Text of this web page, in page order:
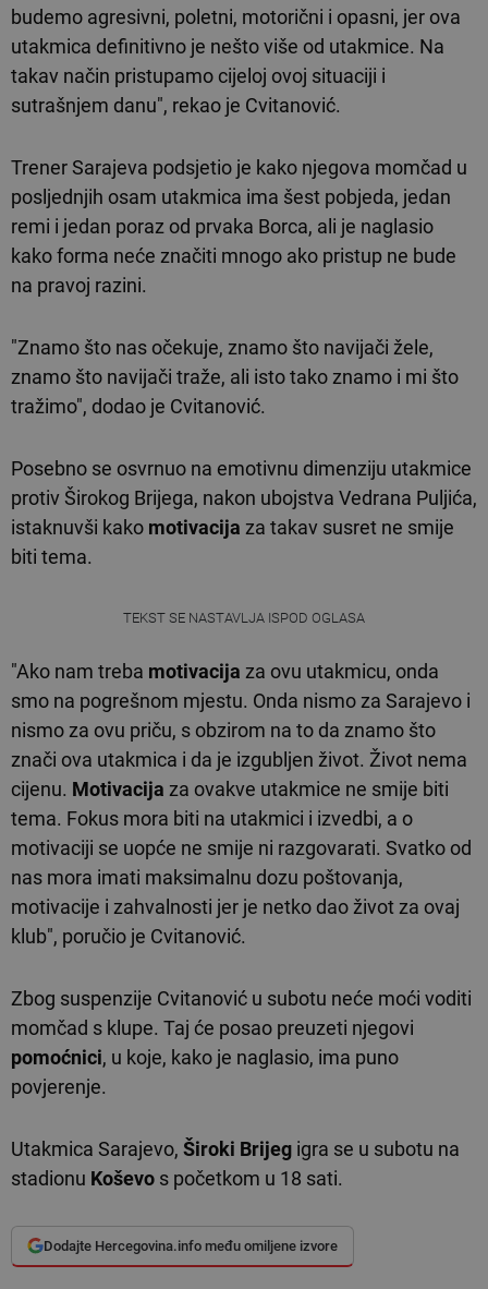
budemo agresivni, poletni, motorični i opasni, jer ova
utakmica definitivno je nešto više od utakmice. Na
takav način pristupamo cijeloj ovoj situaciji i
sutrašnjem danu", rekao je Cvitanović.
Trener Sarajeva podsjetio je kako njegova momčad u
posljednjih osam utakmica ima šest pobjeda, jedan
remi i jedan poraz od prvaka Borca, ali je naglasio
kako forma neće značiti mnogo ako pristup ne bude
na pravoj razini.
"Znamo što nas očekuje, znamo što navijači žele,
znamo što navijači traže, ali isto tako znamo i mi što
tražimo", dodao je Cvitanović.
Posebno se osvrnuo na emotivnu dimenziju utakmice
protiv Širokog Brijega, nakon ubojstva Vedrana Puljića,
istaknuvši kako motivacija za takav susret ne smije
biti tema.
TEKST SE NASTAVLJA ISPOD OGLASA
"Ako nam treba motivacija za ovu utakmicu, onda
smo na pogrešnom mjestu. Onda nismo za Sarajevo i
nismo za ovu priču, s obzirom na to da znamo što
znači ova utakmica i da je izgubljen život. Život nema
cijenu. Motivacija za ovakve utakmice ne smije biti
tema. Fokus mora biti na utakmici i izvedbi, a o
motivaciji se uopće ne smije ni razgovarati. Svatko od
nas mora imati maksimalnu dozu poštovanja,
motivacije i zahvalnosti jer je netko dao život za ovaj
klub", poručio je Cvitanović.
Zbog suspenzije Cvitanović u subotu neće moći voditi
momčad s klupe. Taj će posao preuzeti njegovi
pomoćnici, u koje, kako je naglasio, ima puno
povjerenje.
Utakmica Sarajevo, Široki Brijeg igra se u subotu na
stadionu Koševo s početkom u 18 sati.
Dodajte Hercegovina.info među omiljene izvore